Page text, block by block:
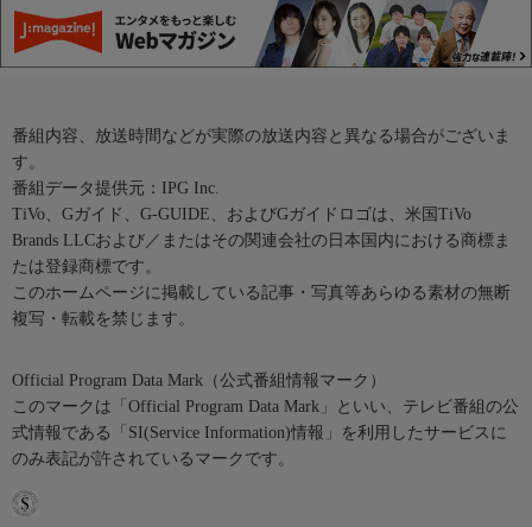
番組内容、放送時間などが実際の放送内容と異なる場合がございま
す。
番組データ提供元：IPG Inc.
TiVo、Gガイド、G-GUIDE、およびGガイドロゴは、米国TiVo
Brands LLCおよび／またはその関連会社の日本国内における商標ま
たは登録商標です。
このホームページに掲載している記事・写真等あらゆる素材の無断
複写・転載を禁じます。
Official Program Data Mark（公式番組情報マーク）
このマークは「Official Program Data Mark」といい、テレビ番組の公
式情報である「SI(Service Information)情報」を利用したサービスに
のみ表記が許されているマークです。